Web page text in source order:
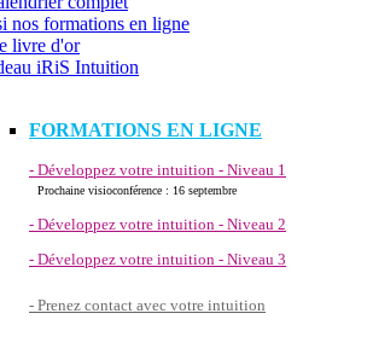
nos formations en ligne
livre d'or
iRiS Intuition
FORMATIONS EN LIGNE
- Développez votre intuition - Niveau 1
Prochaine visioconférence : 16 septembre
- Développez votre intuition - Niveau 2
- Développez votre intuition - Niveau 3
- Prenez contact avec votre intuition